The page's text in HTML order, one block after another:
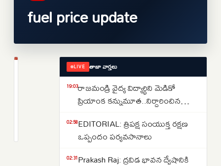
fuel price update
LIVE తాజా వార్తలు
19:03రాజమండ్రి వైద్య విద్యార్థిని మెడికో
ప్రియాంక కన్నుమూత..నిర్దారించిన
02:58EDITORIAL: త్రిపక్ష సంయుక్త రక్షణ
ఒప్పందం పర్యవసానాలు
02:31Prakash Raj: ద్రవిడ భావన ద్వేషానికి